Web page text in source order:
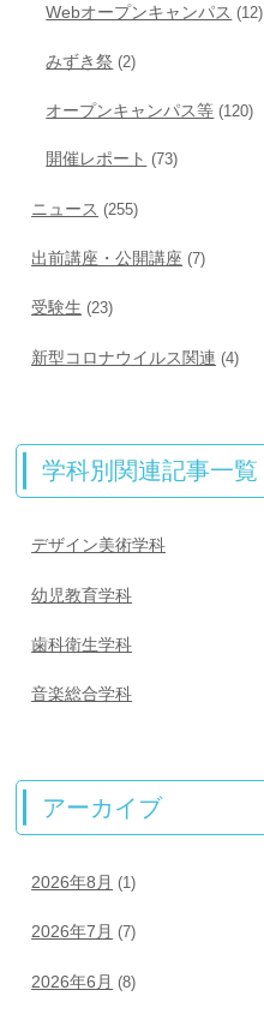
Webオープンキャンパス (12)
みずき祭 (2)
オープンキャンパス等 (120)
開催レポート (73)
ニュース (255)
出前講座・公開講座 (7)
受験生 (23)
新型コロナウイルス関連 (4)
学科別関連記事一覧
デザイン美術学科
幼児教育学科
歯科衛生学科
音楽総合学科
アーカイブ
2026年8月 (1)
2026年7月 (7)
2026年6月 (8)